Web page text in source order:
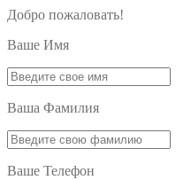
Добро пожаловать!
Ваше Имя
Ваша Фамилия
Ваше Телефон